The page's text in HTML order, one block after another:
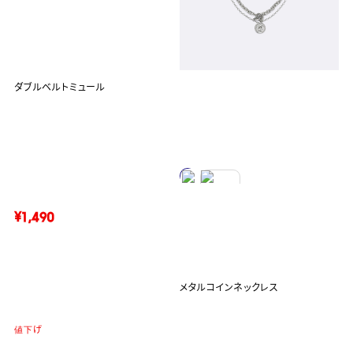
ダブルベルトミュール
¥1,490
値下げ
メタルコインネックレス